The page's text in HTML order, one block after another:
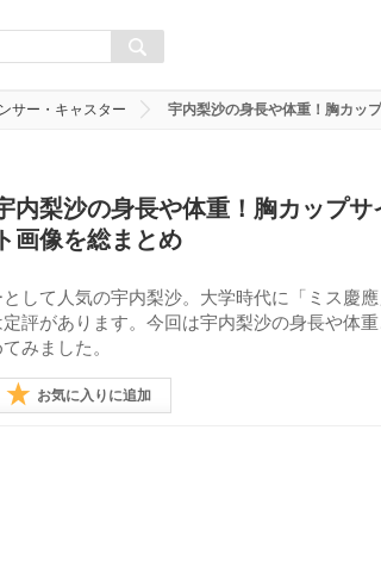
サー・キャスター 宇内梨沙の身長や体重！胸カッ
内梨沙の身長や体重！胸カップ
ト画像を総まとめ
して人気の宇内梨沙。大学時代に「ミス慶
評があります。今回は宇内梨沙の身長や体
みました。
お気に入りに追加